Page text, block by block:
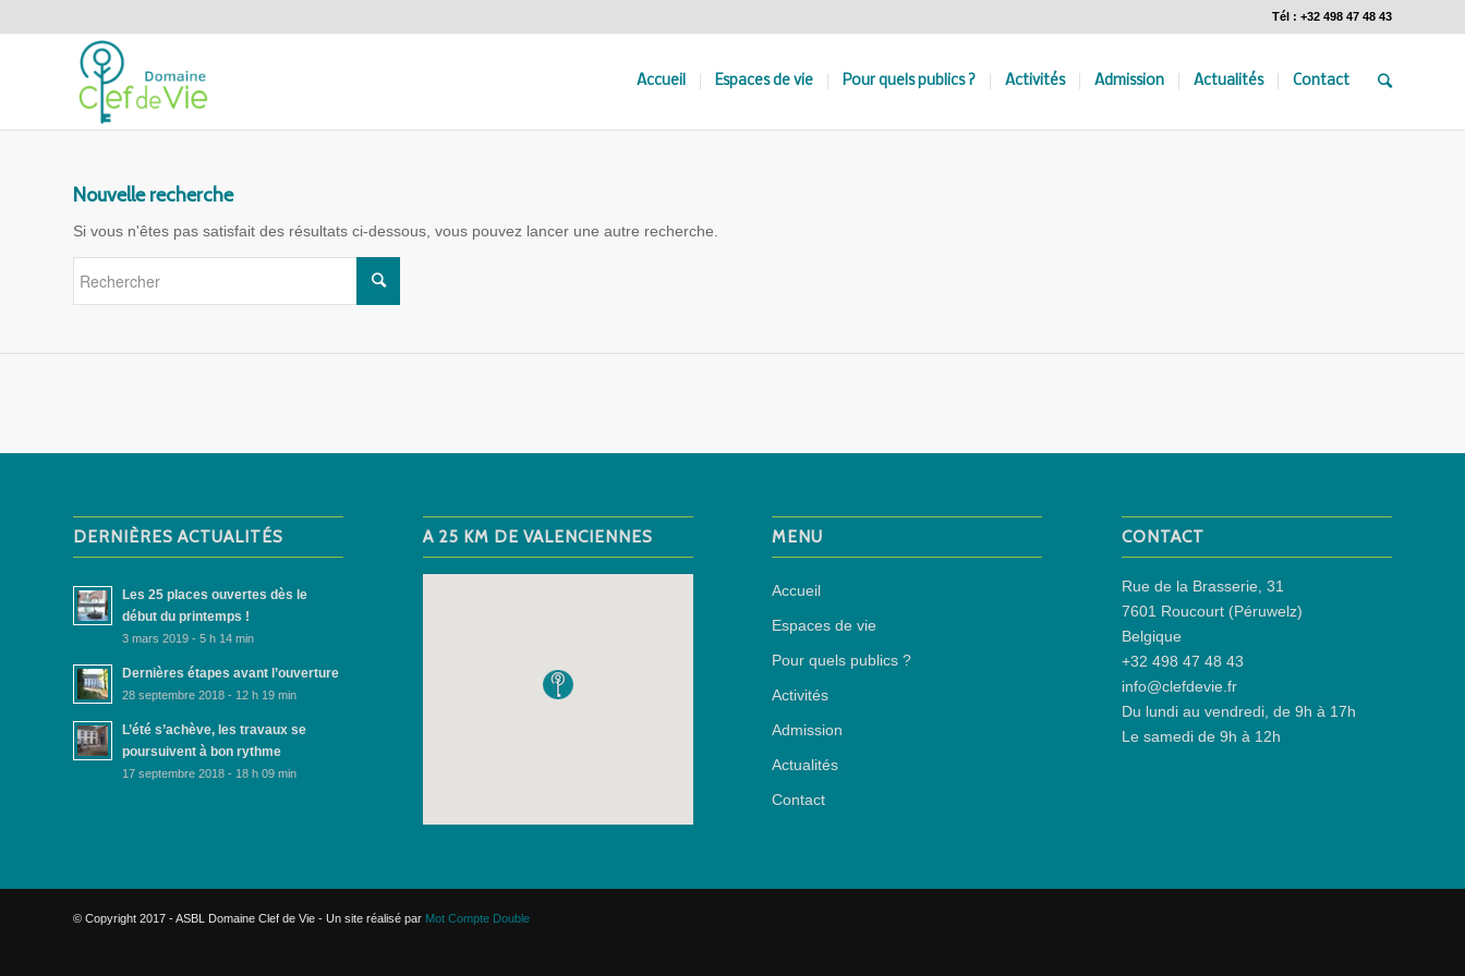
Tél : +32 498 47 48 43
Accueil Espaces de vie Pour quels publics ? Activités Admission Actualités Contact
Nouvelle recherche
Si vous n'êtes pas satisfait des résultats ci-dessous, vous pouvez lancer une autre recherche.
DERNIÈRES ACTUALITÉS
Les 25 places ouvertes dès le
début du printemps !
3 mars 2019 - 5 h 14 min
Dernières étapes avant l’ouverture
28 septembre 2018 - 12 h 19 min
L’été s’achève, les travaux se
poursuivent à bon rythme
17 septembre 2018 - 18 h 09 min
A 25 KM DE VALENCIENNES MENU
Accueil
Espaces de vie
Pour quels publics ?
Activités
Admission
Actualités
Contact
CONTACT
Rue de la Brasserie, 31
7601 Roucourt (Péruwelz)
Belgique
+32 498 47 48 43
info@clefdevie.fr
Du lundi au vendredi, de 9h à 17h
Le samedi de 9h à 12h
© Copyright 2017 - ASBL Domaine Clef de Vie - Un site réalisé par Mot Compte Double